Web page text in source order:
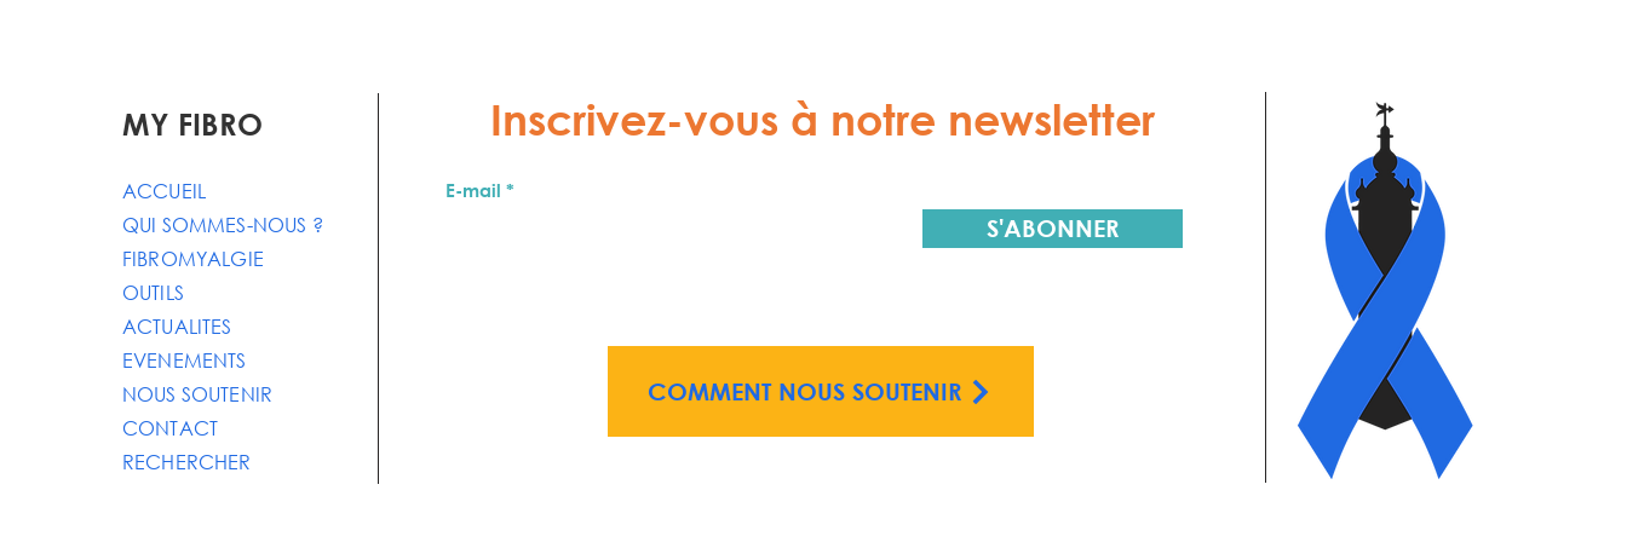
MY FIBRO
ACCUEIL
QUI SOMMES-NOUS ?
FIBROMYALGIE
OUTILS
ACTUALITES
EVENEMENTS
NOUS SOUTENIR
CONTACT
RECHERCHER
COMMENT NOUS SOUTENIR
Inscrivez-vous à notre newsletter
E-mail
S'ABONNER